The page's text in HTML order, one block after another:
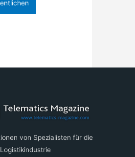
von Spezialisten für die
Logistikindustrie